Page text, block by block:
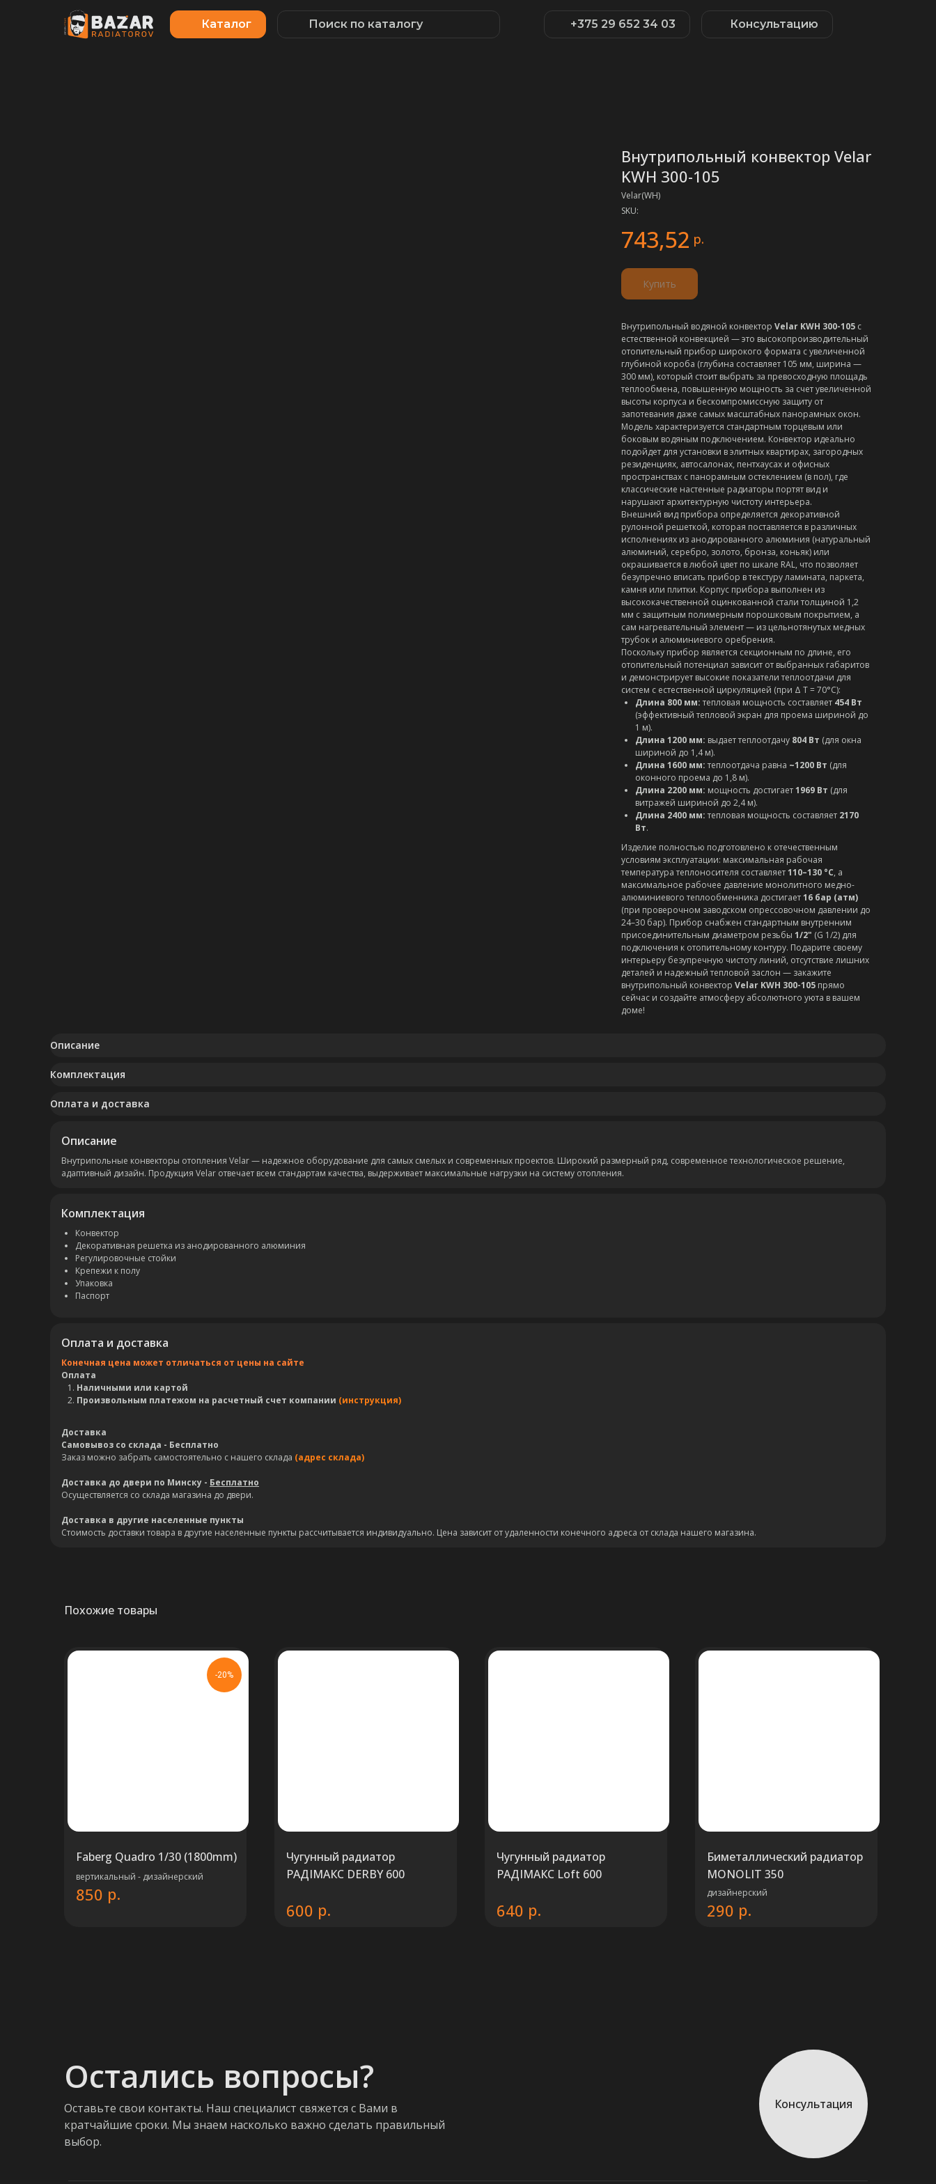
Консультацию
+375 29 652 34 03
Каталог Поиск по каталогу
Внутрипольный конвектор Velar
KWH 300-105
Velar(WH)
SKU:
743,52 р.
Купить
Внутрипольный водяной конвектор Velar KWH 300-105 с
естественной конвекцией — это высокопроизводительный
отопительный прибор широкого формата с увеличенной
глубиной короба (глубина составляет 105 мм, ширина —
300 мм), который стоит выбрать за превосходную площадь
теплообмена, повышенную мощность за счет увеличенной
высоты корпуса и бескомпромиссную защиту от
запотевания даже самых масштабных панорамных окон.
Модель характеризуется стандартным торцевым или
боковым водяным подключением. Конвектор идеально
подойдет для установки в элитных квартирах, загородных
резиденциях, автосалонах, пентхаусах и офисных
пространствах с панорамным остеклением (в пол), где
классические настенные радиаторы портят вид и
нарушают архитектурную чистоту интерьера.
Внешний вид прибора определяется декоративной
рулонной решеткой, которая поставляется в различных
исполнениях из анодированного алюминия (натуральный
алюминий, серебро, золото, бронза, коньяк) или
окрашивается в любой цвет по шкале RAL, что позволяет
безупречно вписать прибор в текстуру ламината, паркета,
камня или плитки. Корпус прибора выполнен из
высококачественной оцинкованной стали толщиной 1,2
мм с защитным полимерным порошковым покрытием, а
сам нагревательный элемент — из цельнотянутых медных
трубок и алюминиевого оребрения.
Поскольку прибор является секционным по длине, его
отопительный потенциал зависит от выбранных габаритов
и демонстрирует высокие показатели теплоотдачи для
систем с естественной циркуляцией (при Δ T = 70°C):
Длина 800 мм:тепловая мощность составляет 454 Вт
(эффективный тепловой экран для проема шириной до
1 м).
Длина 1200 мм: выдает теплоотдачу 804 Вт (для окна
шириной до 1,4 м).
Длина 1600 мм:теплоотдача равна ~1200 Вт (для
оконного проема до 1,8 м).
Длина 2200 мм: мощность достигает1969 Вт (для
витражей шириной до 2,4 м).
Длина 2400 мм:тепловая мощность составляет 2170
Вт.
Изделие полностью подготовлено к отечественным
условиям эксплуатации: максимальная рабочая
температура теплоносителя составляет110–130 °C, а
максимальное рабочее давление монолитного медно-
алюминиевого теплообменника достигает16 бар (атм)
(при проверочном заводском опрессовочном давлении до
24–30 бар). Прибор снабжен стандартным внутренним
присоединительным диаметром резьбы 1/2" (G 1/2) для
подключения к отопительному контуру. Подарите своему
интерьеру безупречную чистоту линий, отсутствие лишних
деталей и надежный тепловой заслон — закажите
внутрипольный конвектор Velar KWH 300-105 прямо
сейчас и создайте атмосферу абсолютного уюта в вашем
доме!
Описание
Комплектация
Оплата и доставка
Описание
Внутрипольные конвекторы отопления Velar — надежное оборудование для самых смелых и современных проектов. Широкий размерный ряд, современное технологическое решение,
адаптивный дизайн. Продукция Velar отвечает всем стандартам качества, выдерживает максимальные нагрузки на систему отопления.
Комплектация
Конвектор
Декоративная решетка из анодированного алюминия
Регулировочные стойки
Крепежи к полу
Упаковка
Паспорт
Оплата и доставка
Конечная цена может отличаться от цены на сайте
Оплата
Наличными или картой
Произвольным платежом на расчетный счет компании (инструкция)
Доставка
Самовывоз со склада - Бесплатно
Заказ можно забрать самостоятельно с нашего склада (адрес склада)
Доставка до двери по Минску - Бесплатно
Осуществляется со склада магазина до двери.
Доставка в другие населенные пункты
Стоимость доставки товара в другие населенные пункты рассчитывается индивидуально. Цена зависит от удаленности конечного адреса от склада нашего магазина.
Похожие товары
-20%
Faberg Quadro 1/30 (1800mm)
вертикальный - дизайнерский
850 р.
Чугунный радиатор
РАДIМАКС DERBY 600
600 р.
Чугунный радиатор
РАДIМАКС Loft 600
640 р.
Биметаллический радиатор
MONOLIT 350
дизайнерский
290 р.
Остались вопросы?
Оставьте свои контакты. Наш специалист свяжется с Вами в
кратчайшие сроки. Мы знаем насколько важно сделать правильный
выбор.
Консультация